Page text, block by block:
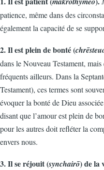
patience, même dans des
également la capacité de se
2. Il est plein de bonté (
dans le Nouveau Testament,
fréquents ailleurs. Dans la
Testament), ces termes sont
évoquer la bonté de Dieu
disant que l’amour est plein de
pour les autres doit refléter la
envers nous.
3. Il se réjouit (synchairō) de la